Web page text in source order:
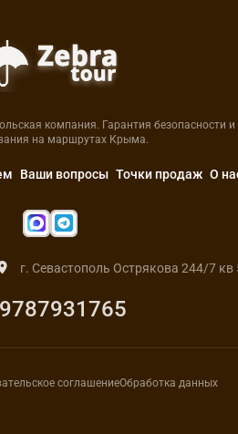
компания. Гарантия безопасности и
на маршрутах Крыма.
Ваши вопросы Точки продаж О
г. Севастополь Острякова 244/7 кв
соглашениеОбработка данных